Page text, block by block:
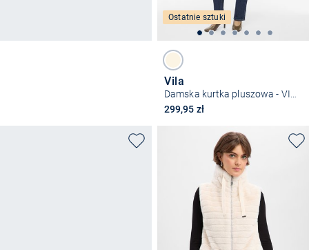
Ostatnie sztuki
Vila
Damska kurtka pluszowa - VIAda
299,95 zł